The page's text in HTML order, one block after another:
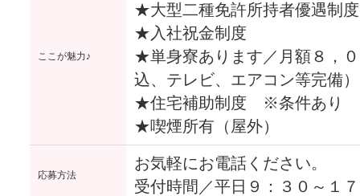
ここが魅力♪
★大型二種免許所持者優遇制
★入社祝金制度
★単身寮あります／月額８，
込、テレビ、エアコン等完備）
★住宅補助制度 ※条件あり
★喫煙所有（屋外）
応募方法
お気軽にお電話ください。
受付時間／平日９：３０～１